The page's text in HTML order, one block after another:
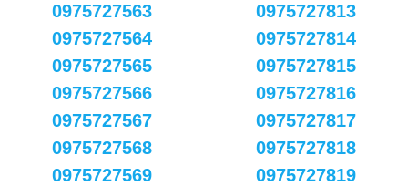
0975727563
0975727564
0975727565
0975727566
0975727567
0975727568
0975727569
0975727813
0975727814
0975727815
0975727816
0975727817
0975727818
0975727819